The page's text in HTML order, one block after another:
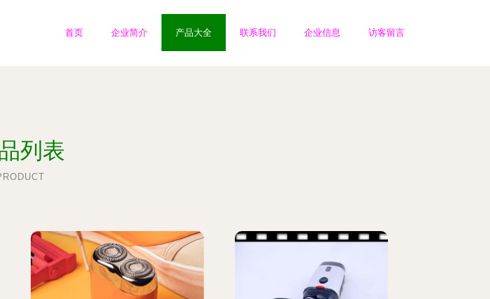
首页 企业简介 产品大全 联系我们 企业信息 访客留言
列表